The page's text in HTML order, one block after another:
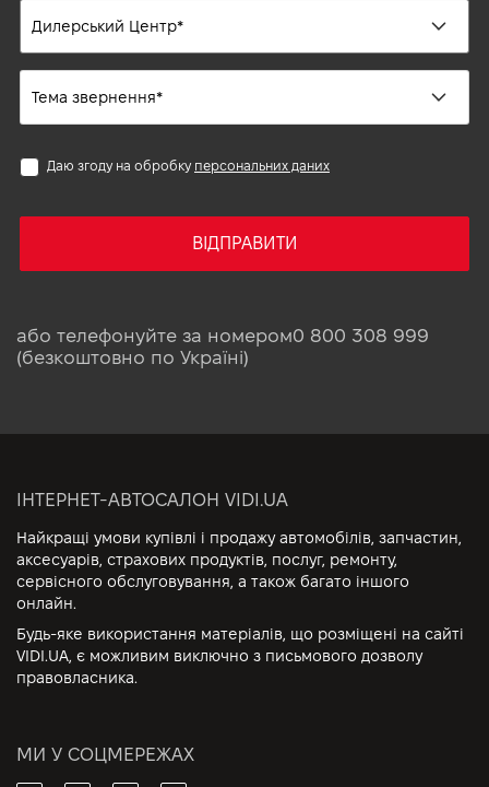
Даю згоду на обробку персональних даних
ВІДПРАВИТИ
або телефонуйте за номером0 800 308 999
(безкоштовно по Україні)
ІНТЕРНЕТ-АВТОСАЛОН VIDI.UA
Найкращі умови купівлі і продажу автомобілів, запчастин,
аксесуарів, страхових продуктів, послуг, ремонту,
сервісного обслуговування, а також багато іншого
онлайн.
Будь-яке використання матеріалів, що розміщені на сайті
VIDI.UA, є можливим виключно з письмового дозволу
правовласника.
МИ У СОЦМЕРЕЖАХ